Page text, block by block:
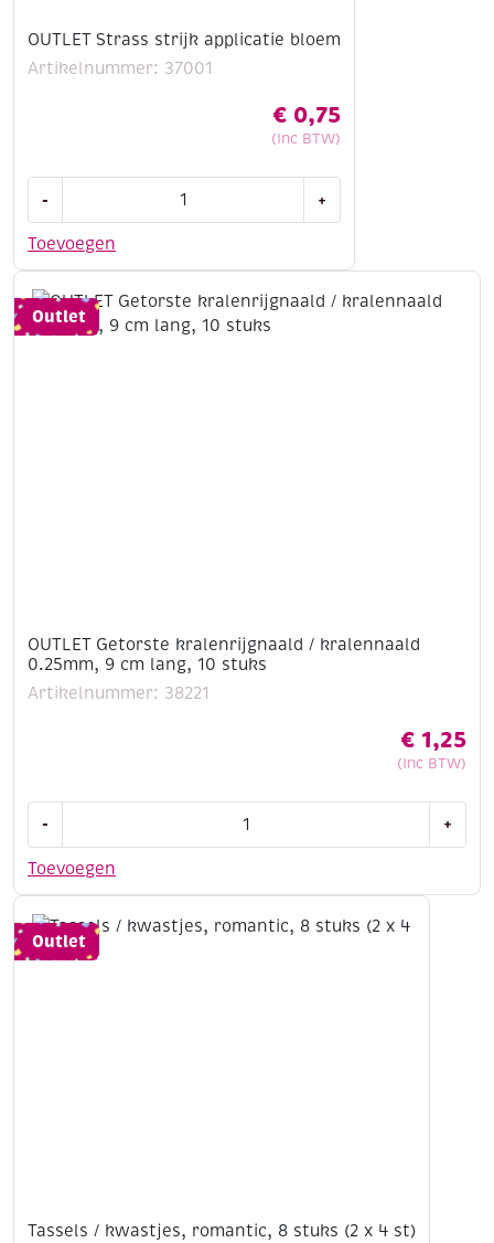
OUTLET Strass strijk applicatie bloem
Artikelnummer: 37001
€ 0,75
(Inc BTW)
Toevoegen
-
strijk
bloem
aantal
+
Outlet
OUTLET Getorste kralenrijgnaald / kralennaald
0.25mm, 9 cm lang, 10 stuks
Artikelnummer: 38221
€ 1,25
(Inc BTW)
Toevoegen
-
kralenrijgnaald
kralennaald
0.25mm,
9
+
Outlet
Tassels / kwastjes, romantic, 8 stuks (2 x 4 st)